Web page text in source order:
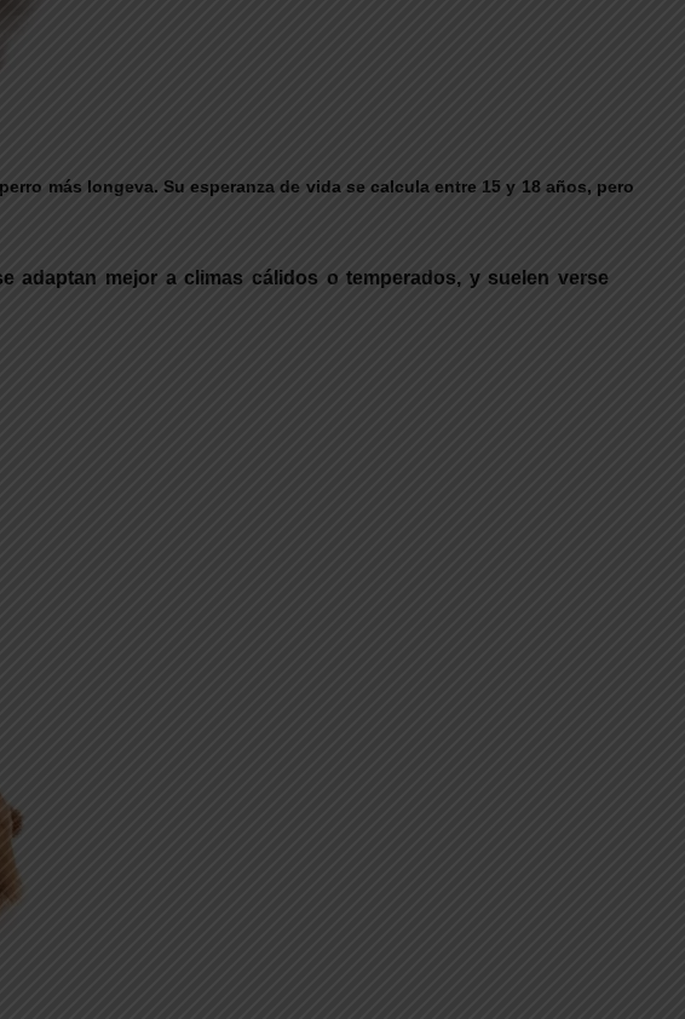
más longeva. Su esperanza de vida se calcula entre 15 y 18 años, pero
mejor a climas cálidos o temperados, y suelen verse